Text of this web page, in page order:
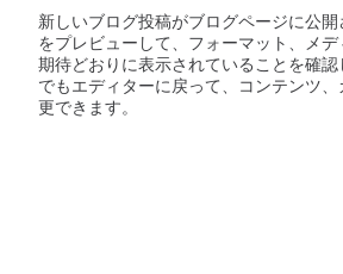
新しいブログ投稿がブログページに公
をプレビューして、フォーマット、メデ
期待どおりに表示されていることを確
でもエディターに戻って、コンテンツ
更できます。